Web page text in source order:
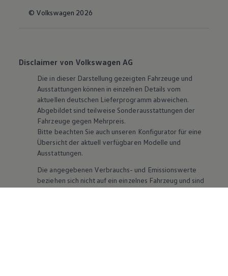
© Volkswagen 2026
Disclaimer von Volkswagen AG
Die in dieser Darstellung gezeigten Fahrzeuge und
Ausstattungen können in einzelnen Details vom
aktuellen deutschen Lieferprogramm abweichen.
Abgebildet sind teilweise Sonderausstattungen der
Fahrzeuge gegen Mehrpreis.
Bitte beachten Sie auch unseren Konfigurator für eine
Übersicht der aktuell verfügbaren Modelle und
Ausstattungen.
Die angegebenen Verbrauchs- und Emissionswerte
beziehen sich nicht auf ein einzelnes Fahrzeug und sind